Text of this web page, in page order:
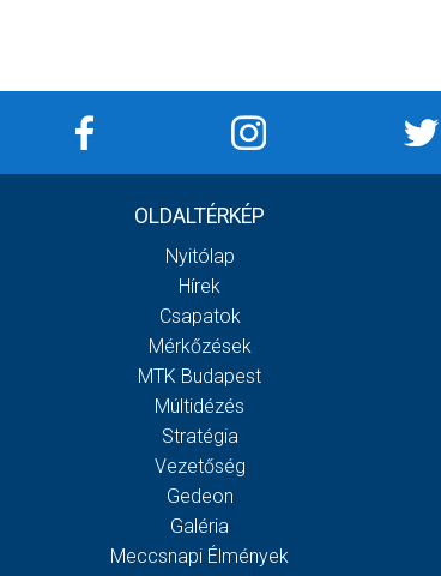
OLDALTÉRKÉP
Nyitólap
Hírek
Csapatok
Mérkőzések
MTK Budapest
Múltidézés
Stratégia
Vezetőség
Gedeon
Galéria
Meccsnapi Élmények